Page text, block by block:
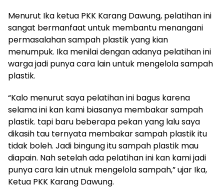
Menurut Ika ketua PKK Karang Dawung, pelatihan ini
sangat bermanfaat untuk membantu menangani
permasalahan sampah plastik yang kian
menumpuk. Ika menilai dengan adanya pelatihan ini
warga jadi punya cara lain untuk mengelola sampah
plastik.
“Kalo menurut saya pelatihan ini bagus karena
selama ini kan kami biasanya membakar sampah
plastik. tapi baru beberapa pekan yang lalu saya
dikasih tau ternyata membakar sampah plastik itu
tidak boleh. Jadi bingung itu sampah plastik mau
diapain. Nah setelah ada pelatihan ini kan kami jadi
punya cara lain utnuk mengelola sampah,” ujar Ika,
Ketua PKK Karang Dawung.